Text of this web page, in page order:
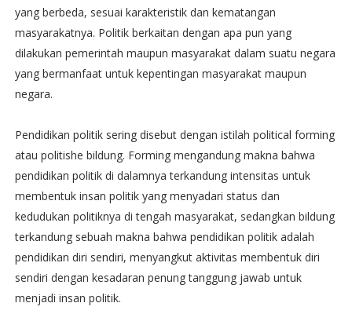
yang berbeda, sesuai karakteristik dan kematangan
masyarakatnya. Politik berkaitan dengan apa pun yang
dilakukan pemerintah maupun masyarakat dalam suatu negara
yang bermanfaat untuk kepentingan masyarakat maupun
negara.
Pendidikan politik sering disebut dengan istilah political forming
atau politishe bildung. Forming mengandung makna bahwa
pendidikan politik di dalamnya terkandung intensitas untuk
membentuk insan politik yang menyadari status dan
kedudukan politiknya di tengah masyarakat, sedangkan bildung
terkandung sebuah makna bahwa pendidikan politik adalah
pendidikan diri sendiri, menyangkut aktivitas membentuk diri
sendiri dengan kesadaran penung tanggung jawab untuk
menjadi insan politik.